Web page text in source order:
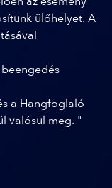
ülőhelyet. A
a Hangfoglaló
valósul meg. "